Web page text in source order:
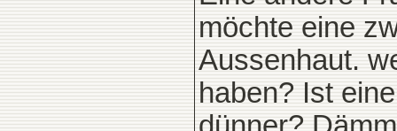
möchte eine
Aussenhaut.
haben? Ist